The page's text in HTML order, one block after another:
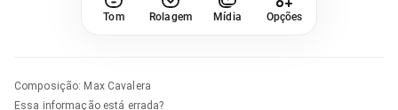
Tom Rolagem Mídia Opções
Composição: Max Cavalera
Essa informação está errada?